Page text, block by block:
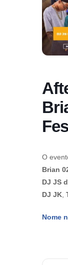
O
Brian
DJ JS
DJ JK
Nome